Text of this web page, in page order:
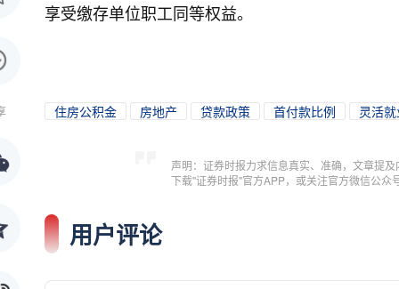
享受缴存单位职工同等权益。
住房公积金 房地产 贷款政策 首付款比例 灵活
声明：证券时报力求信息真实、准确，文章提
下载"证券时报"官方APP，或关注官方微信公
用户评论